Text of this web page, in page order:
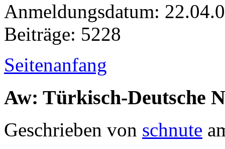
Anmeldungsdatum:
Beiträge: 5228
Seitenanfang
Aw: Türkisch-Deutsche
Geschrieben von schnute